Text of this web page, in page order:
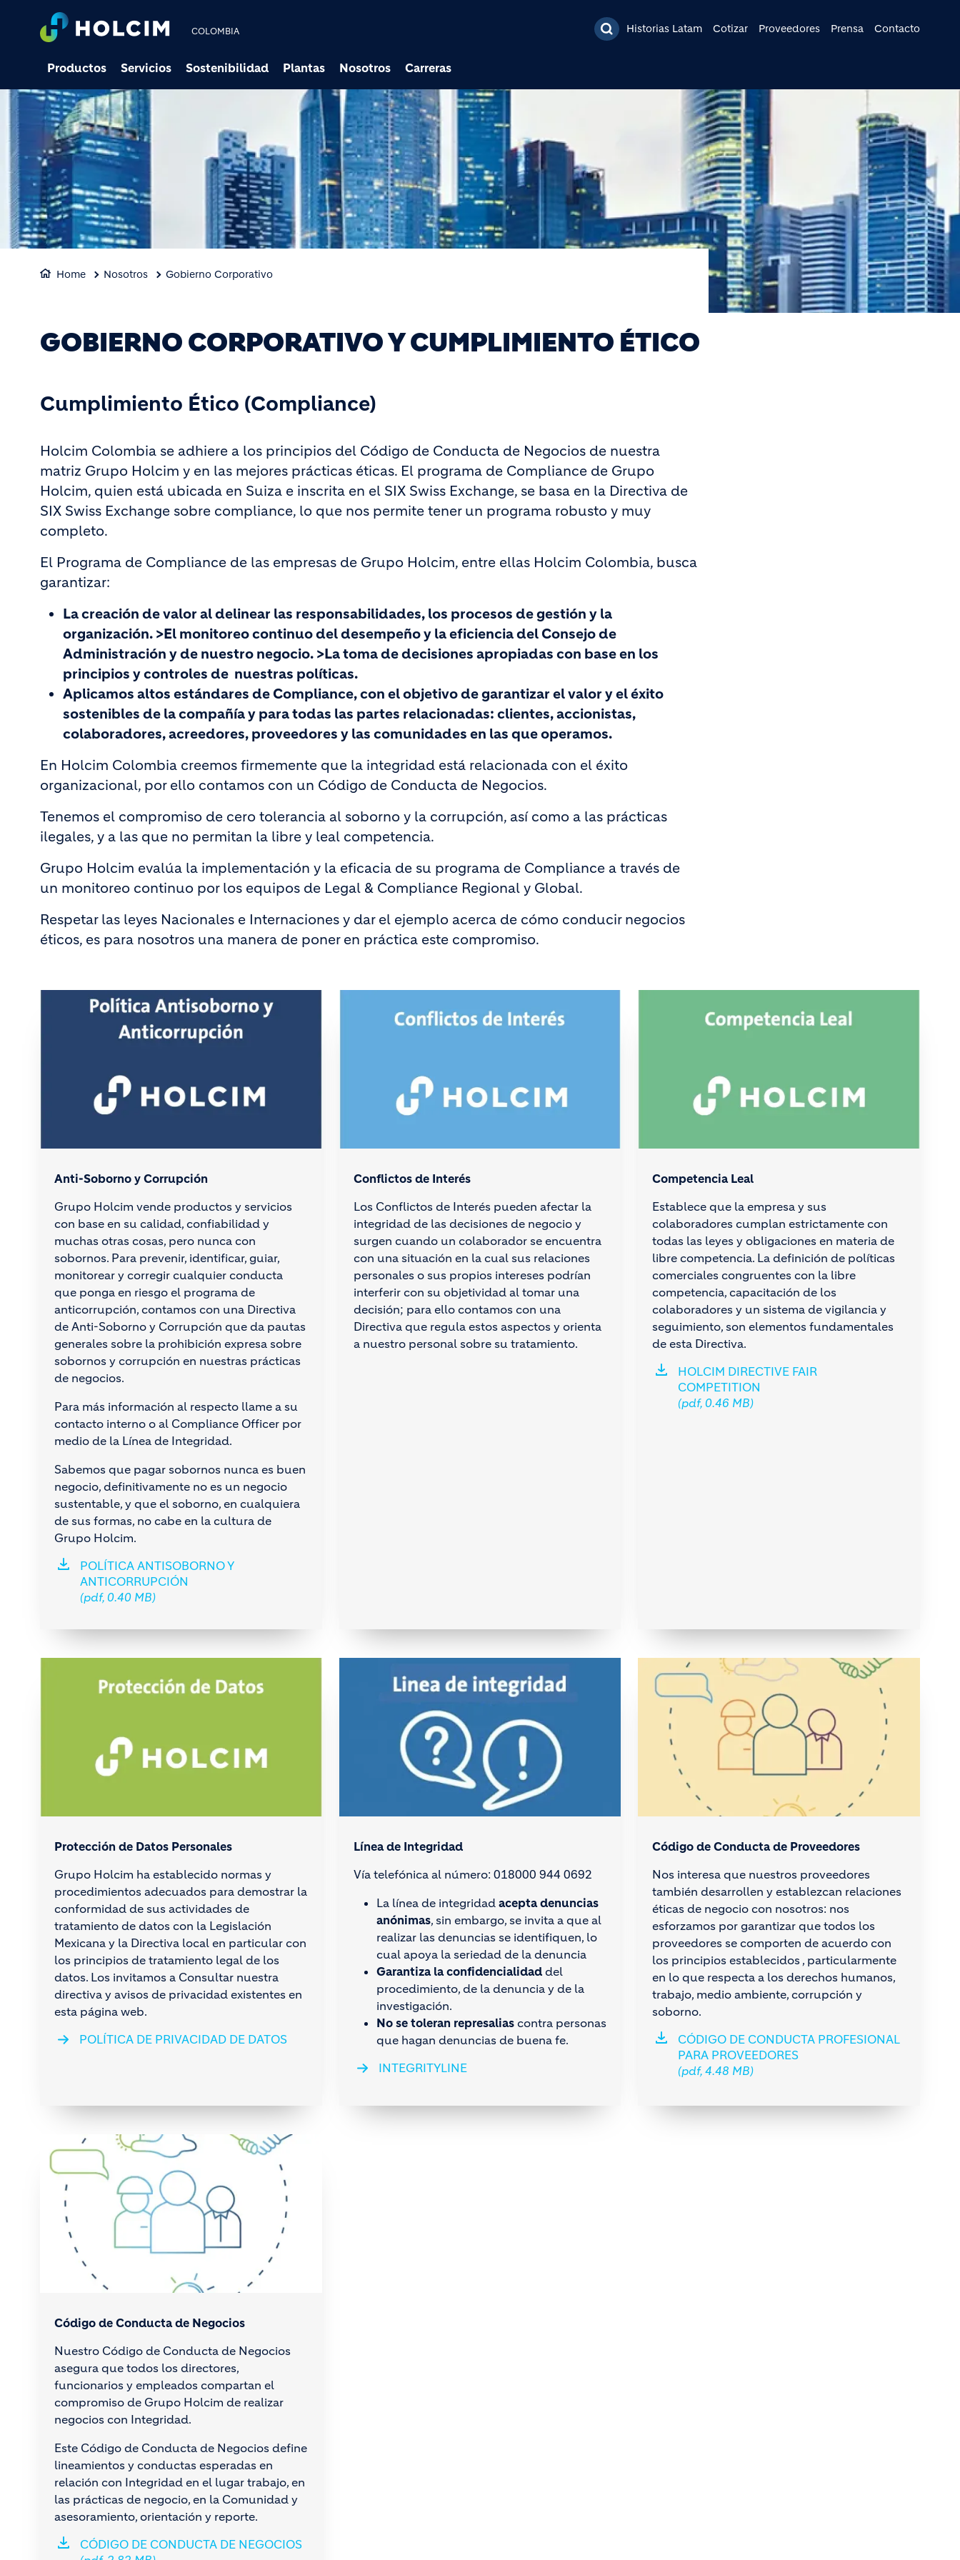
Pasar al contenido principal
COLOMBIA Historias Latam Cotizar Proveedores Prensa Contacto
Productos Servicios Sostenibilidad Plantas Nosotros Carreras
Home Nosotros Gobierno Corporativo
GOBIERNO CORPORATIVO Y CUMPLIMIENTO ÉTICO
Cumplimiento Ético (Compliance)
Holcim Colombia se adhiere a los principios del Código de Conducta de Negocios de nuestra
matriz Grupo Holcim y en las mejores prácticas éticas. El programa de Compliance de Grupo
Holcim, quien está ubicada en Suiza e inscrita en el SIX Swiss Exchange, se basa en la Directiva de
SIX Swiss Exchange sobre compliance, lo que nos permite tener un programa robusto y muy
completo.
El Programa de Compliance de las empresas de Grupo Holcim, entre ellas Holcim Colombia, busca
garantizar:
La creación de valor al delinear las responsabilidades, los procesos de gestión y la
organización. >El monitoreo continuo del desempeño y la eficiencia del Consejo de
Administración y de nuestro negocio. >La toma de decisiones apropiadas con base en los
principios y controles de nuestras políticas.
Aplicamos altos estándares de Compliance, con el objetivo de garantizar el valor y el éxito
sostenibles de la compañía y para todas las partes relacionadas: clientes, accionistas,
colaboradores, acreedores, proveedores y las comunidades en las que operamos.
En Holcim Colombia creemos firmemente que la integridad está relacionada con el éxito
organizacional, por ello contamos con un Código de Conducta de Negocios.
Tenemos el compromiso de cero tolerancia al soborno y la corrupción, así como a las prácticas
ilegales, y a las que no permitan la libre y leal competencia.
Grupo Holcim evalúa la implementación y la eficacia de su programa de Compliance a través de
un monitoreo continuo por los equipos de Legal & Compliance Regional y Global.
Respetar las leyes Nacionales e Internaciones y dar el ejemplo acerca de cómo conducir negocios
éticos, es para nosotros una manera de poner en práctica este compromiso.
Anti-Soborno y Corrupción
Grupo Holcim vende productos y servicios
con base en su calidad, confiabilidad y
muchas otras cosas, pero nunca con
sobornos. Para prevenir, identificar, guiar,
monitorear y corregir cualquier conducta
que ponga en riesgo el programa de
anticorrupción, contamos con una Directiva
de Anti-Soborno y Corrupción que da pautas
generales sobre la prohibición expresa sobre
sobornos y corrupción en nuestras prácticas
de negocios.
Para más información al respecto llame a su
contacto interno o al Compliance Officer por
medio de la Línea de Integridad.
Sabemos que pagar sobornos nunca es buen
negocio, definitivamente no es un negocio
sustentable, y que el soborno, en cualquiera
de sus formas, no cabe en la cultura de
Grupo Holcim.
POLÍTICA ANTISOBORNO Y
ANTICORRUPCIÓN
(pdf, 0.40 MB)
Conflictos de Interés
Los Conflictos de Interés pueden afectar la
integridad de las decisiones de negocio y
surgen cuando un colaborador se encuentra
con una situación en la cual sus relaciones
personales o sus propios intereses podrían
interferir con su objetividad al tomar una
decisión; para ello contamos con una
Directiva que regula estos aspectos y orienta
a nuestro personal sobre su tratamiento.
Competencia Leal
Establece que la empresa y sus
colaboradores cumplan estrictamente con
todas las leyes y obligaciones en materia de
libre competencia. La definición de políticas
comerciales congruentes con la libre
competencia, capacitación de los
colaboradores y un sistema de vigilancia y
seguimiento, son elementos fundamentales
de esta Directiva.
HOLCIM DIRECTIVE FAIR
COMPETITION
(pdf, 0.46 MB)
Protección de Datos Personales
Grupo Holcim ha establecido normas y
procedimientos adecuados para demostrar la
conformidad de sus actividades de
tratamiento de datos con la Legislación
Mexicana y la Directiva local en particular con
los principios de tratamiento legal de los
datos. Los invitamos a Consultar nuestra
directiva y avisos de privacidad existentes en
esta página web.
POLÍTICA DE PRIVACIDAD DE DATOS
Línea de Integridad
Vía telefónica al número: 018000 944 0692
La línea de integridad acepta denuncias
anónimas, sin embargo, se invita a que al
realizar las denuncias se identifiquen, lo
cual apoya la seriedad de la denuncia
Garantiza la confidencialidaddel
procedimiento, de la denuncia y de la
investigación.
No se toleran represaliascontra personas
que hagan denuncias de buena fe.
INTEGRITYLINE
Código de Conducta de Proveedores
Nos interesa que nuestros proveedores
también desarrollen y establezcan relaciones
éticas de negocio con nosotros: nos
esforzamos por garantizar que todos los
proveedores se comporten de acuerdo con
los principios establecidos , particularmente
en lo que respecta a los derechos humanos,
trabajo, medio ambiente, corrupción y
soborno.
CÓDIGO DE CONDUCTA PROFESIONAL
PARA PROVEEDORES
(pdf, 4.48 MB)
Código de Conducta de Negocios
Nuestro Código de Conducta de Negocios
asegura que todos los directores,
funcionarios y empleados compartan el
compromiso de Grupo Holcim de realizar
negocios con Integridad.
Este Código de Conducta de Negocios define
lineamientos y conductas esperadas en
relación con Integridad en el lugar trabajo, en
las prácticas de negocio, en la Comunidad y
asesoramiento, orientación y reporte.
CÓDIGO DE CONDUCTA DE NEGOCIOS